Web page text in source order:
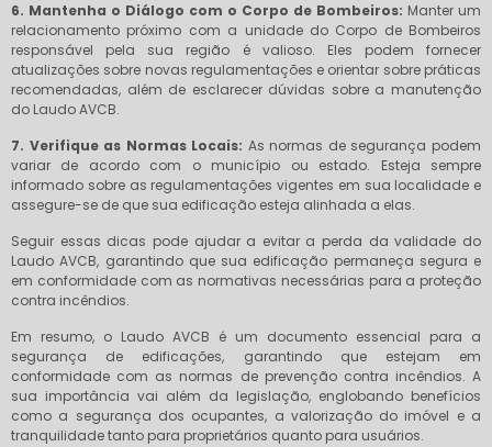
6. Mantenha o Diálogo com o Corpo de Bombeiros: Manter um
relacionamento próximo com a unidade do Corpo de Bombeiros
responsável pela sua região é valioso. Eles podem fornecer
atualizações sobre novas regulamentações e orientar sobre práticas
recomendadas, além de esclarecer dúvidas sobre a manutenção
do Laudo AVCB.
7. Verifique as Normas Locais: As normas de segurança podem
variar de acordo com o município ou estado. Esteja sempre
informado sobre as regulamentações vigentes em sua localidade e
assegure-se de que sua edificação esteja alinhada a elas.
Seguir essas dicas pode ajudar a evitar a perda da validade do
Laudo AVCB, garantindo que sua edificação permaneça segura e
em conformidade com as normativas necessárias para a proteção
contra incêndios.
Em resumo, o Laudo AVCB é um documento essencial para a
segurança de edificações, garantindo que estejam em
conformidade com as normas de prevenção contra incêndios. A
sua importância vai além da legislação, englobando benefícios
como a segurança dos ocupantes, a valorização do imóvel e a
tranquilidade tanto para proprietários quanto para usuários.